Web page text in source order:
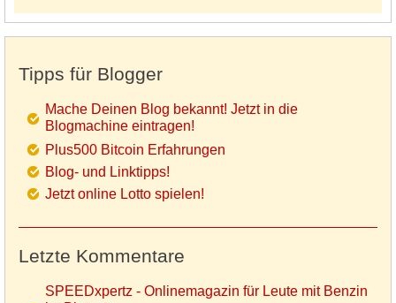
Tipps für Blogger
Mache Deinen Blog bekannt! Jetzt in die
Blogmachine eintragen!
Plus500 Bitcoin Erfahrungen
Blog- und Linktipps!
Jetzt online Lotto spielen!
Letzte Kommentare
SPEEDxpertz - Onlinemagazin für Leute mit Benzin